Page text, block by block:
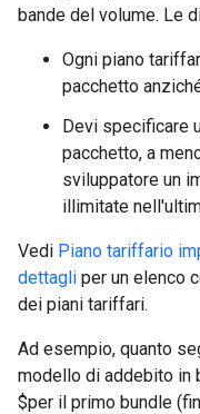
bande del volume. Le
Ogni piano
pacchetto
Devi specificare
pacchetto, a
sviluppatore un
illimitate
Vedi Piano tariffario
dettagli per un elenco
dei piani tariffari.
Ad esempio, quanto
modello di addebito in
$per il primo bundle